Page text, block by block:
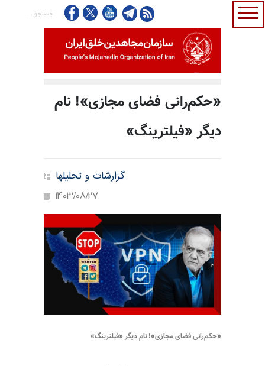
«حکم‌رانی فضای مجازی»! نام
دیگر «فیلترینگ»
گزارشات و تحلیلها
1403/08/27
«حکم‌رانی فضای مجازی»! نام دیگر «فیلترینگ»